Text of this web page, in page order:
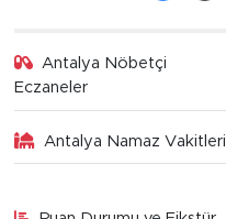
Antalya Nöbetçi
Eczaneler
Antalya Namaz Vakitleri